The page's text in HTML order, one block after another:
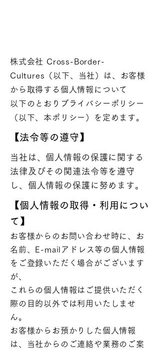
株式会社 Cross-Border-
Cultures（以下、当社）は、お客様
から取得する個人情報について
以下のとおりプライバシーポリシー
（以下、本ポリシー）を定めます。
​【法令等の遵守】
当社は、個人情報の保護に関する
法律及びその関連法令等を遵守
し、個人情報の保護に努めます。
​【個人情報の取得・利用につい
て】
お客様からのお問い合わせ時に、お
名前、E-mailアドレス等の個人情報
をご登録いただく場合がございます
が、
これらの個人情報はご提供いただく
際の目的以外では利用いたしませ
ん。
お客様からお預かりした個人情報
は、当社からのご連絡や業務のご案